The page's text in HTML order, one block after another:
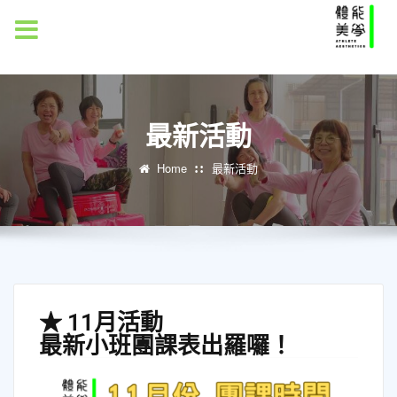
最新活動
Home 最新活動
★ 11月活動
最新小班團課表出羅囉！